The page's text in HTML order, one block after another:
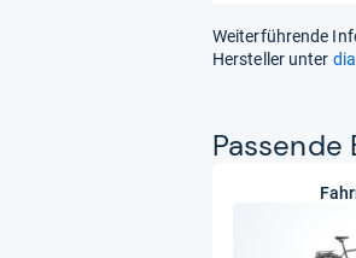
Weiterführende
Hersteller unter
Pas­sende